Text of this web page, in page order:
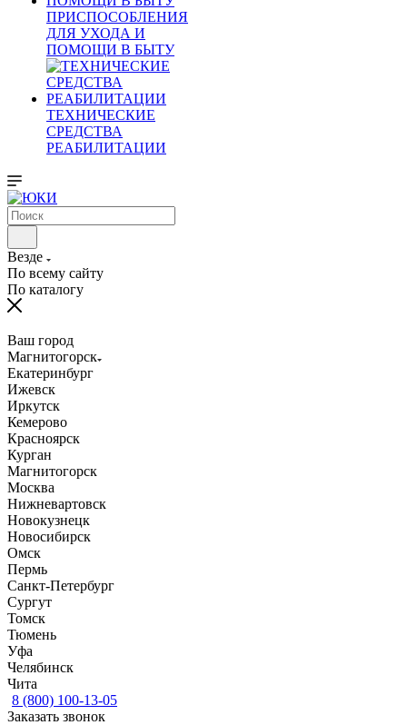
ПРИСПОСОБЛЕНИЯ
ДЛЯ УХОДА И
ПОМОЩИ В БЫТУ
ТЕХНИЧЕСКИЕ
СРЕДСТВА
РЕАБИЛИТАЦИИ
Везде
По всему сайту
По каталогу
Ваш город
Магнитогорск
Екатеринбург
Ижевск
Иркутск
Кемерово
Красноярск
Курган
Магнитогорск
Москва
Нижневартовск
Новокузнецк
Новосибирск
Омск
Пермь
Санкт-Петербург
Сургут
Томск
Тюмень
Уфа
Челябинск
Чита
8 (800) 100-13-05
Заказать звонок